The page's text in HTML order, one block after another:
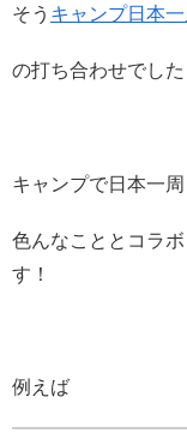
そう キャンプ日本
の打ち合わせでした
キャンプで日本一
色んなこととコラ
す！
例えば